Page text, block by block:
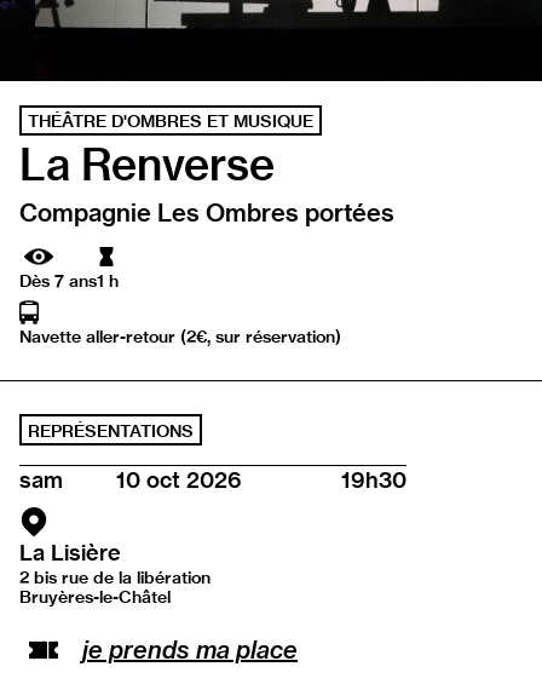
THÉÂTRE D'OMBRES ET MUSIQUE
La Renverse
Compagnie Les Ombres portées
Dès 7 ansDurée
1 h
Navette aller-retour (2€, sur réservation)
REPRÉSENTATIONS
sam 10 oct 2026 19h30
La Lisière
2 bis rue de la libération
Bruyères-le-Châtel
je prends ma place